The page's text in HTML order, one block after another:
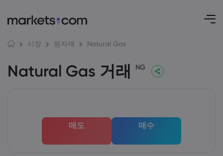
시장 원자재 Natural Gas
Natural Gas 거래 NG
매도 매수